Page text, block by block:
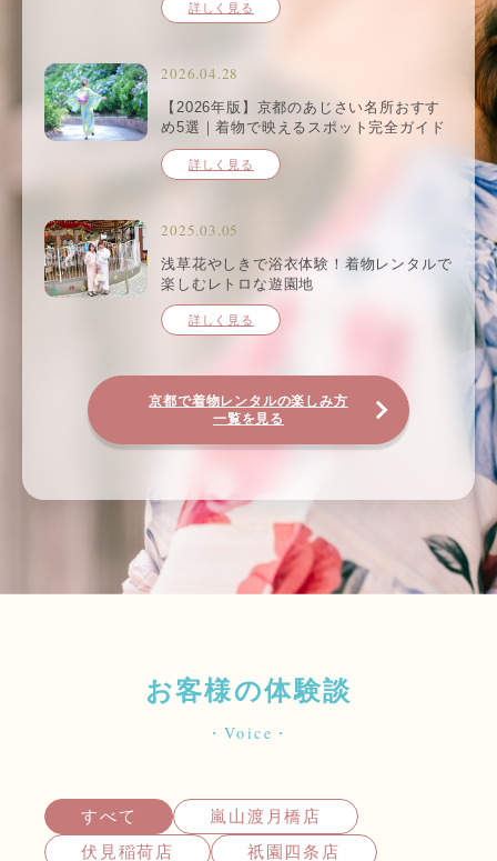
詳しく見る
2026.04.28
【2026年版】京都のあじさい名所おすす
め5選｜着物で映えるスポット完全ガイド
詳しく見る
2025.03.05
浅草花やしきで浴衣体験！着物レンタルで
楽しむレトロな遊園地
詳しく見る
京都で着物レンタルの楽しみ方
一覧を見る
お客様の体験談
・Voice・
すべて
嵐山渡月橋店
伏見稲荷店
祇園四条店